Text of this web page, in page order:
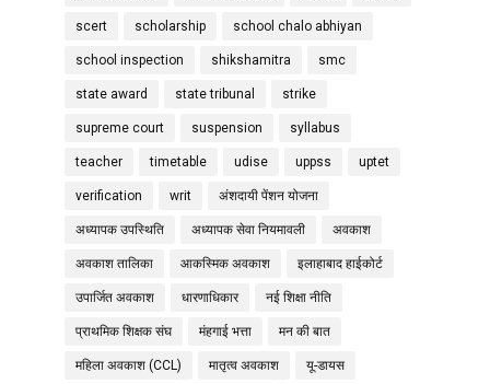
scert scholarship school chalo abhiyan
school inspection shikshamitra smc
state award state tribunal strike
supreme court suspension syllabus
teacher timetable udise uppss uptet
verification writ अंशदायी पेंशन योजना
अध्यापक उपस्थिति अध्यापक सेवा नियमावली अवकाश
अवकाश तालिका आकस्मिक अवकाश इलाहाबाद हाईकोर्ट
उपार्जित अवकाश धारणाधिकार नई शिक्षा नीति
प्राथमिक शिक्षक संघ मंहगाई भत्ता मन की बात
महिला अवकाश (CCL) मातृत्व अवकाश यू-डायस